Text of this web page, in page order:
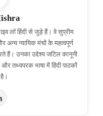
लॉ हिंदी से जुड़े हैं। वे सुप्रीम
अन्य न्यायिक मंचों के महत्वपूर्ण
हैं। उनका उद्देश्य जटिल कानूनी
तथ्यपरक भाषा में हिंदी पाठकों